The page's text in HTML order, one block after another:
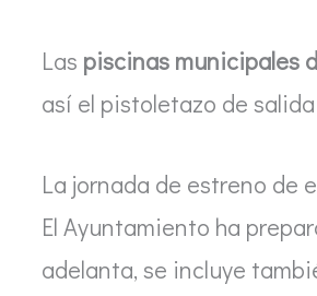
Las piscinas municipales
así el pistoletazo de
La jornada de estreno de
El Ayuntamiento ha
adelanta, se incluye